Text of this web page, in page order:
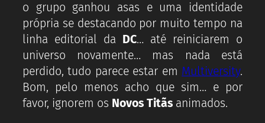
o grupo ganhou asas e uma identidade
própria se destacando por muito tempo na
linha editorial da DC… até reiniciarem o
universo novamente… mas nada está
perdido, tudo parece estar em Multiversity.
Bom, pelo menos acho que sim… e por
favor, ignorem os Novos Titãsanimados.